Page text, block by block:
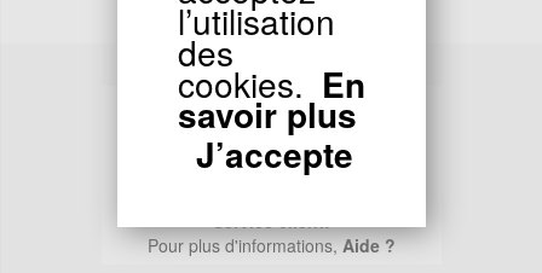
Pour plus d'informations,Aide ?
l’utilisation
des
cookies. En
savoir plus
J’accepte